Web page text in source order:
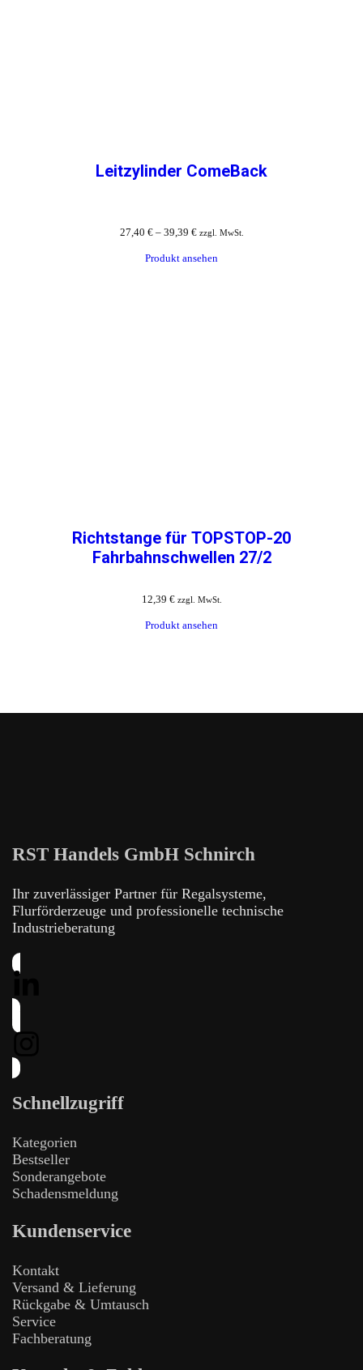
Leitzylinder ComeBack
27,40 €– 39,39 € zzgl. MwSt.
Produkt ansehen
Richtstange für TOPSTOP-20
Fahrbahnschwellen 27/2
12,39 € zzgl. MwSt.
Produkt ansehen
RST Handels GmbH Schnirch
Ihr zuverlässiger Partner für Regalsysteme,
Flurförderzeuge und professionelle technische
Industrieberatung
Schnellzugriff
Kategorien
Bestseller
Sonderangebote
Schadensmeldung
Kundenservice
Kontakt
Versand & Lieferung
Rückgabe & Umtausch
Service
Fachberatung